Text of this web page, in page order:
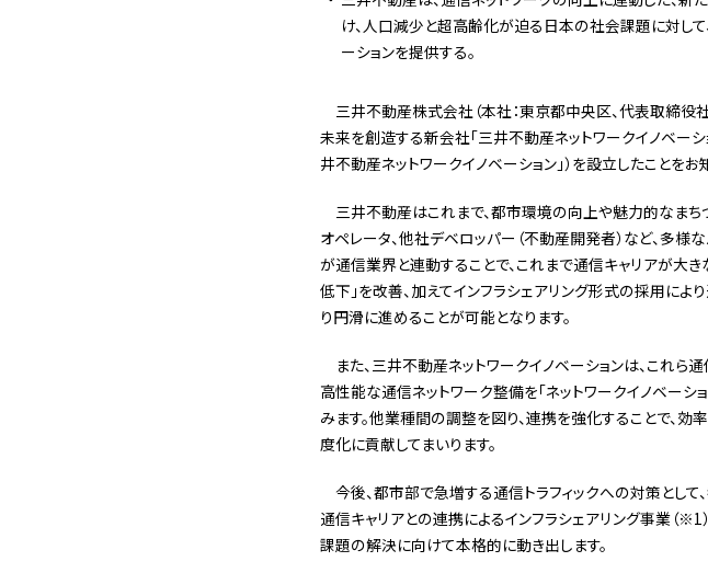
け、人口減少と超高齢化が迫る日本の社会課題に対し
ーションを提供する。
三井不動産株式会社（本社：東京都中央区、代表取締役
未来を創造する新会社「三井不動産ネットワークイノベーシ
井不動産ネットワークイノベーション」）を設立したことをお
三井不動産はこれまで、都市環境の向上や魅力的なまち
オペレータ、他社デベロッパー（不動産開発者）など、多
が通信業界と連動することで、これまで通信キャリアが大
低下」を改善、加えてインフラシェアリング形式の採用によ
り円滑に進めることが可能となります。
また、三井不動産ネットワークイノベーションは、これら
高性能な通信ネットワーク整備を「ネットワークイノベー
みます。他業種間の調整を図り、連携を強化することで、
度化に貢献してまいります。
今後、都市部で急増する通信トラフィックへの対策とし
通信キャリアとの連携によるインフラシェアリング事業（
課題の解決に向けて本格的に動き出します。